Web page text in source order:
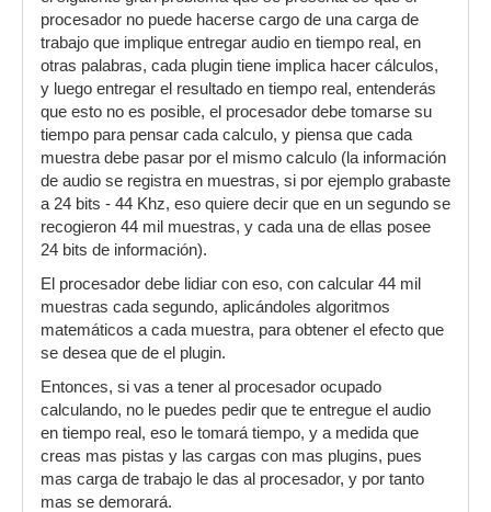
procesador no puede hacerse cargo de una carga de
trabajo que implique entregar audio en tiempo real, en
otras palabras, cada plugin tiene implica hacer cálculos,
y luego entregar el resultado en tiempo real, entenderás
que esto no es posible, el procesador debe tomarse su
tiempo para pensar cada calculo, y piensa que cada
muestra debe pasar por el mismo calculo (la información
de audio se registra en muestras, si por ejemplo grabaste
a 24 bits - 44 Khz, eso quiere decir que en un segundo se
recogieron 44 mil muestras, y cada una de ellas posee
24 bits de información).
El procesador debe lidiar con eso, con calcular 44 mil
muestras cada segundo, aplicándoles algoritmos
matemáticos a cada muestra, para obtener el efecto que
se desea que de el plugin.
Entonces, si vas a tener al procesador ocupado
calculando, no le puedes pedir que te entregue el audio
en tiempo real, eso le tomará tiempo, y a medida que
creas mas pistas y las cargas con mas plugins, pues
mas carga de trabajo le das al procesador, y por tanto
mas se demorará.